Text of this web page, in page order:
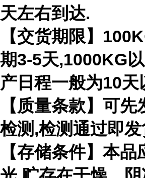
天左右到达.
【交货期限】
期3-5天,1000KG
产日程一般为10天
【质量条款】可
检测,检测通过即发
【存储条件】本品